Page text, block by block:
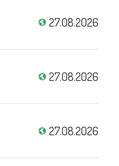
27.08.2026
27.08.2026
27.08.2026